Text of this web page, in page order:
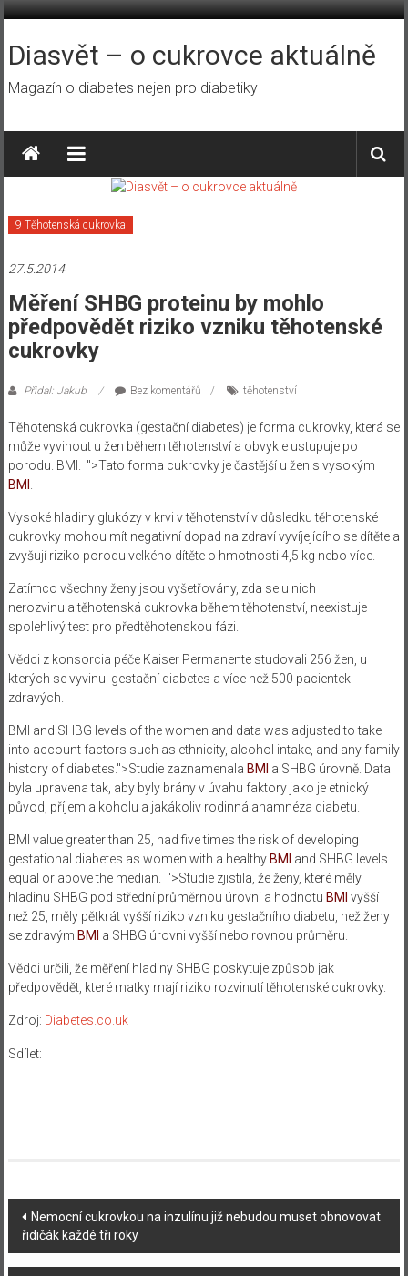
Přeskočit
obsah
Diasvět – o cukrovce aktuálně
Magazín o diabetes nejen pro diabetiky
9 Těhotenská cukrovka
27.5.2014
Měření SHBG proteinu by mohlo
předpovědět riziko vzniku těhotenské
cukrovky
Přidal: Jakub Bez komentářů těhotenství
Těhotenská cukrovka (gestační diabetes) je forma cukrovky, která se
může vyvinout u žen během těhotenství a obvykle ustupuje po
porodu. BMI
. ">Tato forma cukrovky je častější u žen s vysokým
BMI
Vysoké hladiny glukózy v krvi v těhotenství v důsledku těhotenské
cukrovky mohou mít negativní dopad na zdraví vyvíjejícího se dítěte a
zvyšují riziko porodu velkého dítěte o hmotnosti 4,5 kg nebo více.
Zatímco všechny ženy jsou vyšetřovány, zda se u nich
nerozvinula těhotenská cukrovka během těhotenství, neexistuje
spolehlivý test pro předtěhotenskou fázi.
Vědci z konsorcia péče Kaiser Permanente studovali 256 žen, u
kterých se vyvinul gestační diabetes a více než 500 pacientek
zdravých.
BMI and SHBG levels of the women and data was adjusted to take
into account factors such as ethnicity, alcohol intake, and any family
history of diabetes.">Studie zaznamenala BMI a SHBG úrovně. Data
byla upravena tak, aby byly brány v úvahu faktory jako je etnický
původ, příjem alkoholu a jakákoliv rodinná anamnéza diabetu.
BMI value greater than 25, had five times the risk of developing
gestational diabetes as women with a healthy BMI and SHBG levels
equal or above the median. ">Studie zjistila, že ženy, které měly
hladinu SHBG pod střední průměrnou úrovni a hodnotu BMI vyšší
než 25, měly pětkrát vyšší riziko vzniku gestačního diabetu, než ženy
se zdravým BMI a SHBG úrovni vyšší nebo rovnou průměru.
Vědci určili, že měření hladiny SHBG poskytuje způsob jak
předpovědět, které matky mají riziko rozvinutí těhotenské cukrovky.
Zdroj: Diabetes.co.uk
Sdílet:
Navigace
příspěvku
Nemocní cukrovkou na inzulínu již nebudou muset obnovovat
řidičák každé tři roky